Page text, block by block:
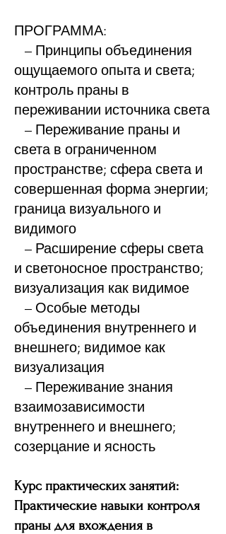
ПРОГРАММА:
– Принципы объединения
ощущаемого опыта и света;
контроль праны в
переживании источника света
– Переживание праны и
света в ограниченном
пространстве; сфера света и
совершенная форма энергии;
граница визуального и
видимого
– Расширение сферы света
и светоносное пространство;
визуализация как видимое
– Особые методы
объединения внутреннего и
внешнего; видимое как
визуализация
– Переживание знания
взаимозависимости
внутреннего и внешнего;
созерцание и ясность
Курс практических занятий:
Практические навыки контроля
праны для вхождения в